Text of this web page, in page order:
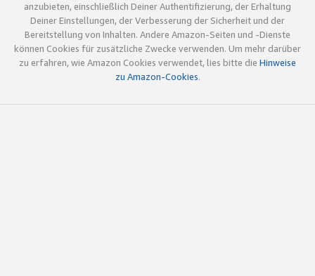
anzubieten, einschließlich Deiner Authentifizierung, der Erhaltung
Deiner Einstellungen, der Verbesserung der Sicherheit und der
Bereitstellung von Inhalten. Andere Amazon-Seiten und -Dienste
können Cookies für zusätzliche Zwecke verwenden. Um mehr darüber
zu erfahren, wie Amazon Cookies verwendet, lies bitte die Hinweise
zu Amazon-Cookies.